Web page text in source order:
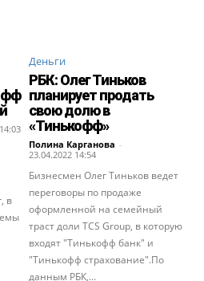
в
Деньги
РБК: Олег Тиньков
планирует продать
свою долю в
«Тинькофф»
Полина Карганова -
23.04.2022 14:54
Бизнесмен Олег Тиньков ведет
переговоры по продаже
оформленной на семейный
траст доли TCS Group, в которую
входят "Тинькофф банк" и
"Тинькофф страхование".По
данным РБК,...